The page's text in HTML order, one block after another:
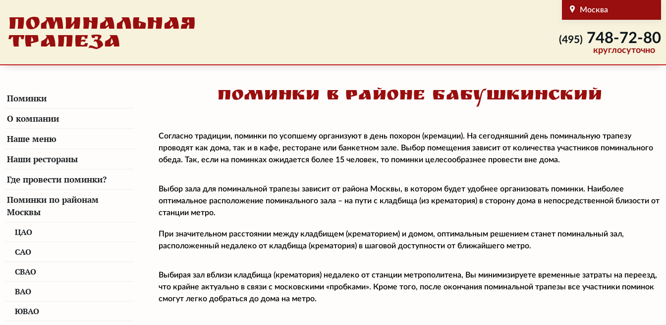
ПОМИНАЛЬНАЯ
ТРАПЕЗА
Москва
(495) 748-72-80
круглосуточно
Поминки
О компании
Наше меню
Наши рестораны
Где провести поминки?
Поминки по районам
Москвы
ЦАО
САО
СВАО
ВАО
ЮВАО
Поминки в районе Бабушкинский
Согласно традиции, поминки по усопшему организуют в день похорон (кремации). На сегодняшний день поминальную трапезу
проводят как дома, так и в кафе, ресторане или банкетном зале. Выбор помещения зависит от количества участников поминального
обеда. Так, если на поминках ожидается более 15 человек, то поминки целесообразнее провести вне дома.
Выбор зала для поминальной трапезы зависит от района Москвы, в котором будет удобнее организовать поминки. Наиболее
оптимальное расположение поминального зала – на пути с кладбища (из крематория) в сторону дома в непосредственной близости от
станции метро.
При значительном расстоянии между кладбищем (крематорием) и домом, оптимальным решением станет поминальный зал,
расположенный недалеко от кладбища (крематория) в шаговой доступности от ближайшего метро.
Выбирая зал вблизи кладбища (крематория) недалеко от станции метрополитена, Вы минимизируете временные затраты на переезд,
что крайне актуально в связи с московскими «пробками». Кроме того, после окончания поминальной трапезы все участники поминок
смогут легко добраться до дома на метро.